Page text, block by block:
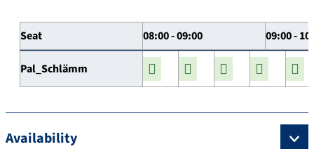
Seat 08:00 - 09:00 09:00 -
Pal_Schlämm
Availability